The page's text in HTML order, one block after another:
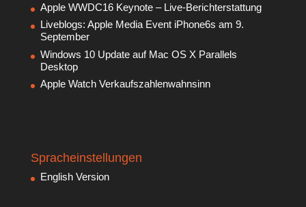
Apple WWDC16 Keynote – Live-Berichterstattung
Liveblogs: Apple Media Event iPhone6s am 9.
September
Windows 10 Update auf Mac OS X Parallels
Desktop
Apple Watch Verkaufszahlenwahnsinn
Spracheinstellungen
English Version